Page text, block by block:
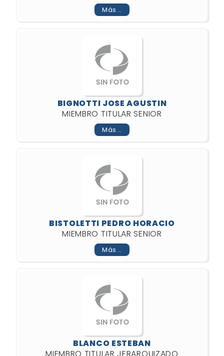
Más...
BIGNOTTI JOSE AGUSTIN
MIEMBRO TITULAR SENIOR
Más...
BISTOLETTI PEDRO HORACIO
MIEMBRO TITULAR SENIOR
Más...
BLANCO ESTEBAN